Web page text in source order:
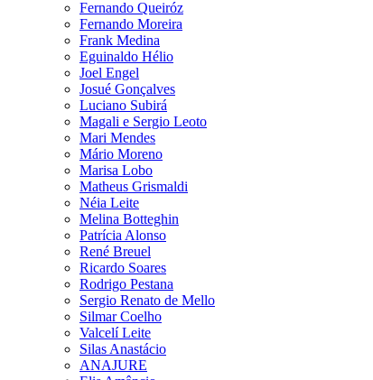
Fernando Queiróz
Fernando Moreira
Frank Medina
Eguinaldo Hélio
Joel Engel
Josué Gonçalves
Luciano Subirá
Magali e Sergio Leoto
Mari Mendes
Mário Moreno
Marisa Lobo
Matheus Grismaldi
Néia Leite
Melina Botteghin
Patrícia Alonso
René Breuel
Ricardo Soares
Rodrigo Pestana
Sergio Renato de Mello
Silmar Coelho
Valcelí Leite
Silas Anastácio
ANAJURE